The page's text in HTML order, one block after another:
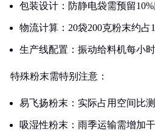
包装设计：防静电袋需预留
物流计算：20袋200克粉末约占
生产线配置：振动给料机每小
特殊粉末需特别注意：
易飞扬粉末：实际占用空间比
吸湿性粉末：雨季运输需增加